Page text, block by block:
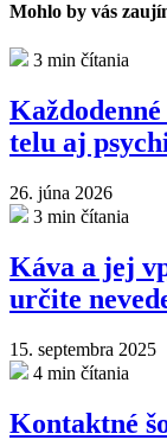
Mohlo by vás
3 min čítania
telu aj
26. júna 2026
3 min čítania
Káva a jej
určite
15. septembra 2025
4 min čítania
Kontaktné